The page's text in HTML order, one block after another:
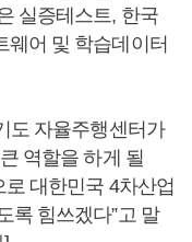
실증테스트, 한국
웨어 및 학습데이터
도 자율주행센터가
역할을 하게 될
로 대한민국 4차산업
록 힘쓰겠다”고 말